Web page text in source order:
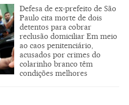
Defesa de ex-prefeito de São
Paulo cita morte de dois
detentos para cobrar
reclusão domiciliar Em meio
ao caos penitenciário,
acusados por crimes do
colarinho branco têm
condições melhores